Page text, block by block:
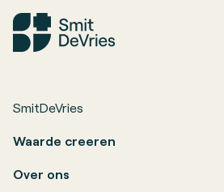
SmitDeVries
Waarde creeren
Over ons